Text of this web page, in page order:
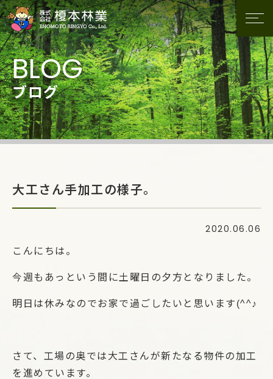
ブログ
大工さん手加工の様子。
2020.06.06
こんにちは。
今週もあっという間に土曜日の夕方となりました。
明日は休みなのでお家で過ごしたいと思います(^^♪
さて、工場の奥では大工さんが新たなる物件の加工
を進めています。